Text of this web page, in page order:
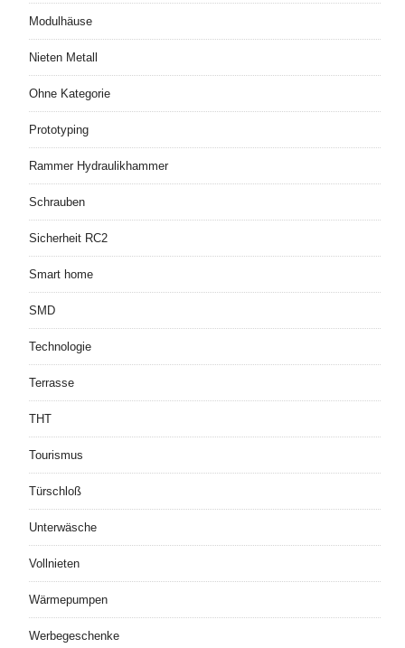
Modulhäuse
Nieten Metall
Ohne Kategorie
Prototyping
Rammer Hydraulikhammer
Schrauben
Sicherheit RC2
Smart home
SMD
Technologie
Terrasse
THT
Tourismus
Türschloß
Unterwäsche
Vollnieten
Wärmepumpen
Werbegeschenke